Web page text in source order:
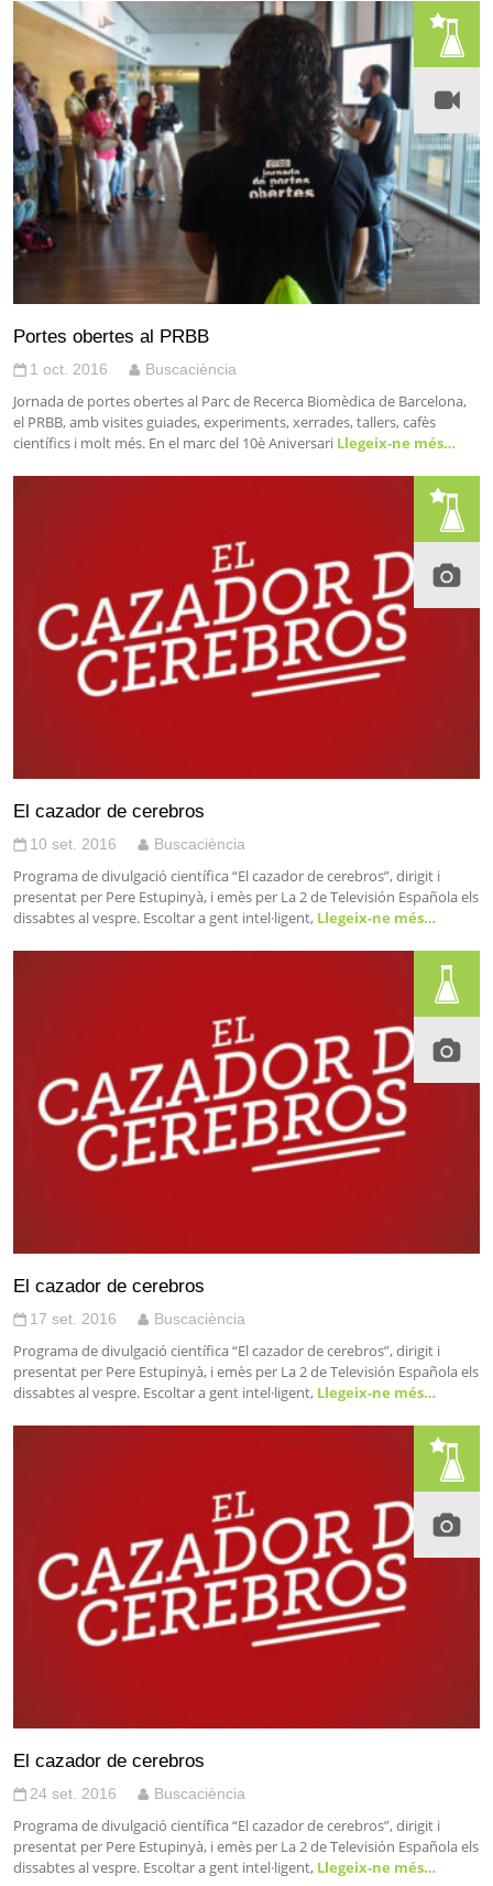
Portes obertes al PRBB
1 oct. 2016 Buscaciència
Jornada de portes obertes al Parc de Recerca Biomèdica de Barcelona,
el PRBB, amb visites guiades, experiments, xerrades, tallers, cafès
científics i molt més. En el marc del 10è Aniversari Llegeix-ne més…
El cazador de cerebros
10 set. 2016 Buscaciència
Programa de divulgació científica “El cazador de cerebros”, dirigit i
presentat per Pere Estupinyà, i emès per La 2 de Televisión Española els
dissabtes al vespre. Escoltar a gent intel·ligent, Llegeix-ne més…
El cazador de cerebros
17 set. 2016 Buscaciència
Programa de divulgació científica “El cazador de cerebros”, dirigit i
presentat per Pere Estupinyà, i emès per La 2 de Televisión Española els
dissabtes al vespre. Escoltar a gent intel·ligent, Llegeix-ne més…
El cazador de cerebros
24 set. 2016 Buscaciència
Programa de divulgació científica “El cazador de cerebros”, dirigit i
presentat per Pere Estupinyà, i emès per La 2 de Televisión Española els
dissabtes al vespre. Escoltar a gent intel·ligent, Llegeix-ne més…